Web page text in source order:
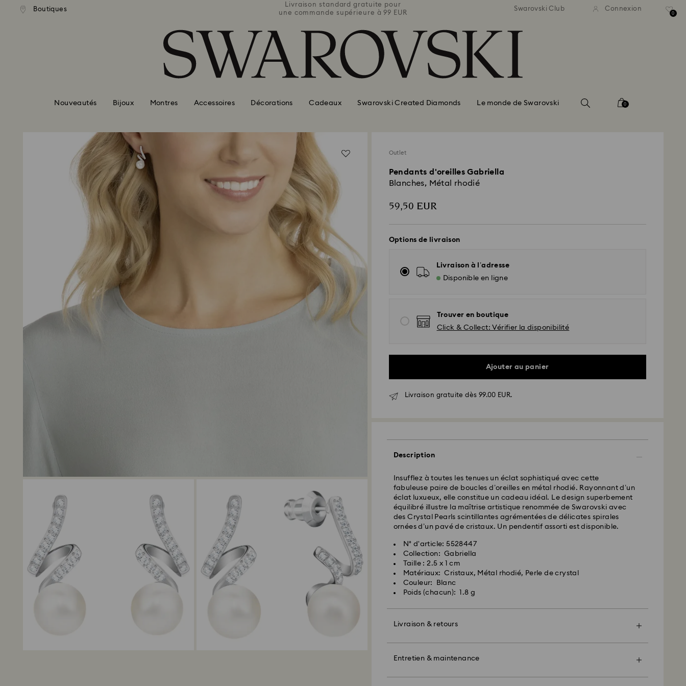
Accesskeys list
Boutiques
standard gratuite pour
supérieure à 99 EUR
Livraison standard gratuite pour
une commande supérieure à 99 EUR
Livraison standard gratuite pour
une commande supérieure à 99 EUR
Livraison standard
une commande supérieure
Swarovski Club Connexion
0
Nouveautés Bijoux Montres Accessoires Décorations Cadeaux Swarovski Created Diamonds Le monde de Swarovski 0
Outlet
Pendants d'oreilles Gabriella
Blanches, Métal rhodié
59,50 EUR
Options de livraison
Livraison à l’adresse
Disponible en ligne
Trouver en boutique
Click & Collect: Vérifier la disponibilité
Ajouter au panier
Livraison gratuite dès 99.00 EUR.
Description
Insufflez à toutes les tenues un éclat sophistiqué avec cette
fabuleuse paire de boucles d’oreilles en métal rhodié. Rayonnant d’un
éclat luxueux, elle constitue un cadeau idéal. Le design superbement
équilibré illustre la maîtrise artistique renommée de Swarovski avec
des Crystal Pearls scintillantes agrémentées de délicates spirales
ornées d’un pavé de cristaux. Un pendentif assorti est disponible.
N° d'article: 5528447
Collection: Gabriella
Taille : 2.5 x 1 cm
Matériaux: Cristaux, Métal rhodié, Perle de crystal
Couleur: Blanc
Poids (chacun): 1.8 g
Livraison & retours
seront traitées et expédiées le jour ouvrable même
expédition
Livraison standard offerte à partir de : EUR 99
Livraison express - FedEx
Pour l’instant, Swarovski n’est pas en mesure d’effectuer des
livraisons vers les boîtes postales ou les adresses APO/FPO. Les
paiement final.
Entretien & maintenance
Swarovski et un bel emballage orné d'un nœud coloré. Vous pouvez